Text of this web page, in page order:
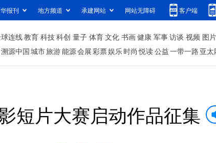
报刊 地方频道 承建网站 网站无障碍 客户端
连线教育 科技科创 量子 体育文化 书画健康 军事访谈 视频 图片
溯源中国城市旅游能源会展彩票娱乐时尚 悦读公益一带一路 亚太
短片大赛启动作品征集